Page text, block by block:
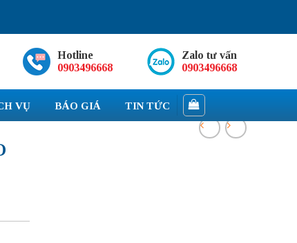
Hotline
0903496668
Zalo tư vấn
0903496668
VỤ BÁO GIÁ TIN TỨC